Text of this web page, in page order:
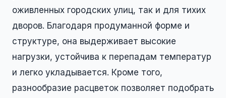
оживленных городских улиц, так и для тихих
дворов. Благодаря продуманной форме и
структуре, она выдерживает высокие
нагрузки, устойчива к перепадам температур
и легко укладывается. Кроме того,
разнообразие расцветок позволяет подобрать